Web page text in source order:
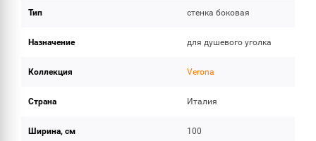
Тип стенка боковая
Назначение для душевого уголка
Коллекция Verona
Страна Италия
Ширина, см 100